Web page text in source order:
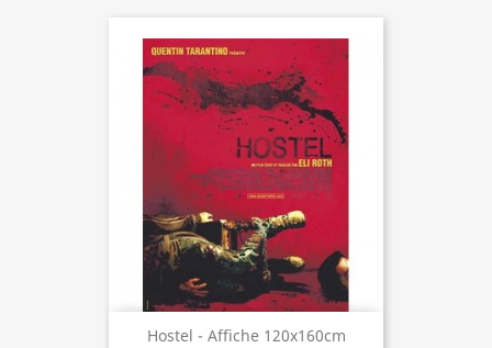
Hostel - Affiche 120x160cm